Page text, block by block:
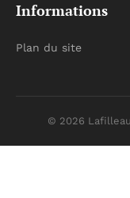
Informations
Plan du site
© 2026